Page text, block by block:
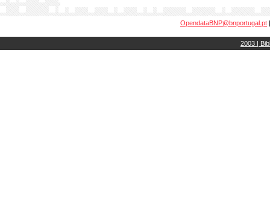
OpendataBNP@bnportugal.pt
2003 |